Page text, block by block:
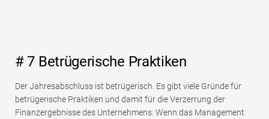
# 7 Betrügerische Praktiken
Der Jahresabschluss ist betrügerisch. Es gibt viele Gründe für
betrügerische Praktiken und damit für die Verzerrung der
Finanzergebnisse des Unternehmens. Wenn das Management